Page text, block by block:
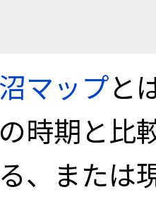
マップと
時期と比
、または